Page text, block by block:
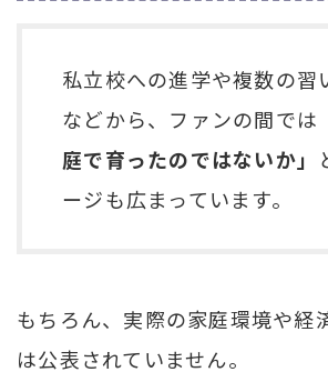
私立校への進学や複数の習
などから、ファンの間では
庭で育ったのではないか」
ージも広まっています。
もちろん、実際の家庭環境や経
は公表されていません。